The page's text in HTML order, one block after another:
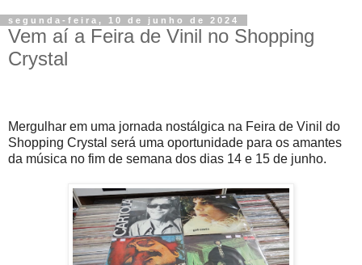
segunda-feira, 10 de junho de 2024
Vem aí a Feira de Vinil no Shopping
Crystal
Mergulhar em uma jornada nostálgica na Feira de Vinil do
Shopping Crystal será uma oportunidade para os amantes
da música no fim de semana dos dias 14 e 15 de junho.